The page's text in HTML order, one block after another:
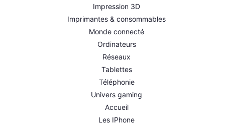
Impression 3D
Imprimantes & consommables
Monde connecté
Ordinateurs
Réseaux
Tablettes
Téléphonie
Univers gaming
Accueil
Les IPhone